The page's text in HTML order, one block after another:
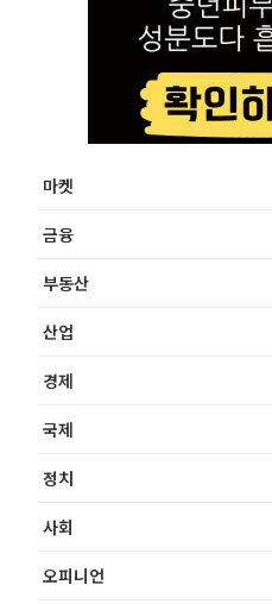
마켓
금융
부동산
산업
경제
국제
정치
사회
오피니언